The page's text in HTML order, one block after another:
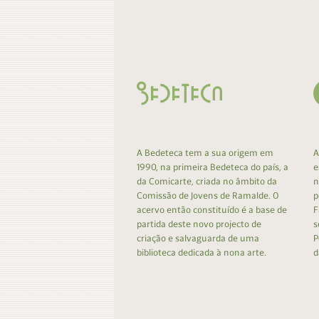
A Bedeteca tem a sua origem em
1990, na primeira Bedeteca do país, a
da Comicarte, criada no âmbito da
Comissão de Jovens de Ramalde. O
acervo então constituído é a base de
partida deste novo projecto de
criação e salvaguarda de uma
biblioteca dedicada à nona arte.